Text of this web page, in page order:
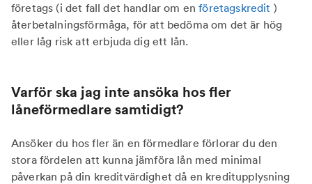
företags (i det fall det handlar om enföretagskredit )
återbetalningsförmåga, för att bedöma om det är hög
eller låg risk att erbjuda dig ett lån.
Varför ska jag inte ansöka hos fler
låneförmedlare samtidigt?
Ansöker du hos fler än en förmedlare förlorar du den
stora fördelen att kunna jämföra lån med minimal
påverkan på din kreditvärdighet då en kreditupplysning